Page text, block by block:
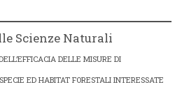
Scienze Naturali
DELLE MISURE DI
ED HABITAT FORESTALI INTERESSATE